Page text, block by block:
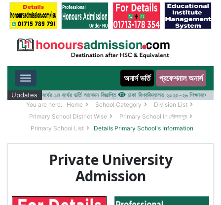
Toggle navigation অনার্স ভর্তি প্রফেশনাল অনার্স
Updates
২০২৫-২৬ শিক্ষাবর্ষের ১ম বর্ষের ভর্তি আবেদন বিজ্ঞপ্তি ঢাকা বিশ্ববিদ্যালয় ২০২৫-২৬ শিক্ষাবর্ষে
You are here: Home School Category
Division List
Primary School District Wise
Primary School in দৌলতপুর
Primary School List
Details Primary School's Information
Private University
Admission